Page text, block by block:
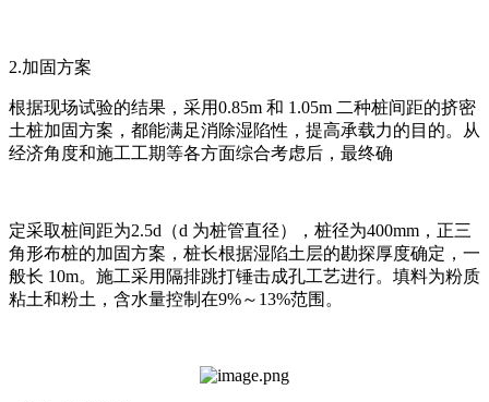
2.加固方案
根据现场试验的结果，采用0.85m 和 1.05m 二种桩间距的挤密
土桩加固方案，都能满足消除湿陷性，提高承载力的目的。从
经济角度和施工工期等各方面综合考虑后，最终确
定采取桩间距为2.5d（d 为桩管直径），桩径为400mm，正三
角形布桩的加固方案，桩长根据湿陷土层的勘探厚度确定，一
般长 10m。施工采用隔排跳打锤击成孔工艺进行。填料为粉质
粘土和粉土，含水量控制在9%～13%范围。